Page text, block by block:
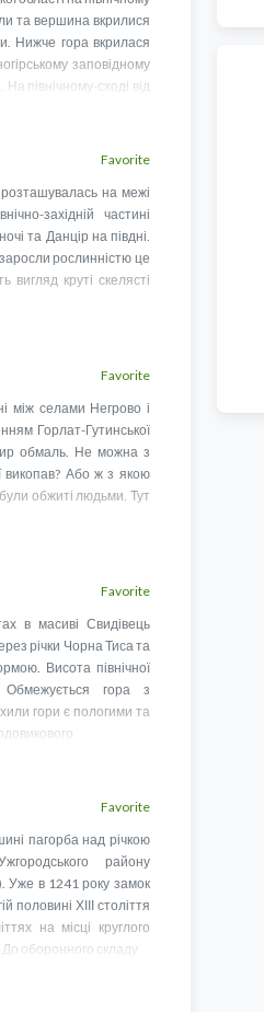
та вершина вкрилися
Нижче гора вкрилася
заповідному
північному-сході від
Favorite
на межі
західній частині
та Данцір на півдні.
рослинністю це
круті скелясті
Favorite
між селами Негрово і
Горлат-Гутинської
обмаль. Не можна з
викопав? Або ж з якою
обжиті людьми. Тут
Favorite
в масиві Свидівець
річки Чорна Тиса та
Висота північної
гора з
гори є пологими та
Favorite
пагорба над річкою
району
Уже в 1241 року замок
ХІІІ століття
на місці круглого
оборонного складу